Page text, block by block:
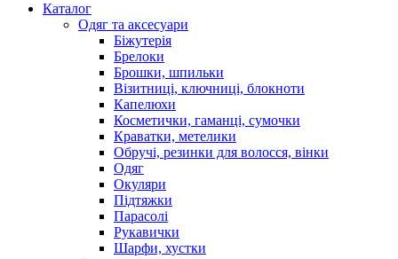
Каталог
Oдяг та аксесуари
Біжутерія
Брелоки
Брошки, шпильки
Візитниці, ключниці, блокноти
Капелюхи
Косметички, гаманці, сумочки
Краватки, метелики
Обручі, резинки для волосся, вінки
Одяг
Окуляри
Підтяжки
Парасолі
Рукавички
Шарфи, хустки